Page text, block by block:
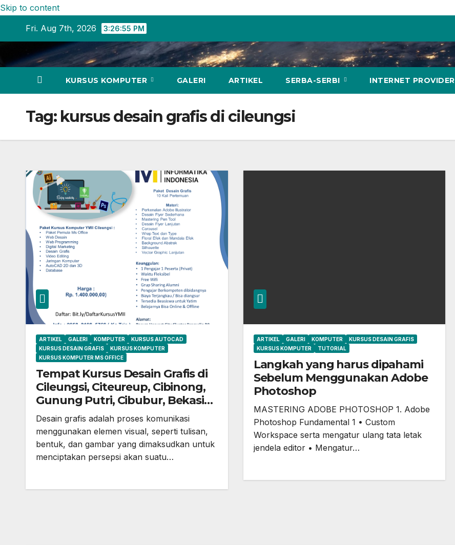
Skip to content
Fri. Aug 7th, 2026
3:26:55 PM
KURSUS KOMPUTER GALERI ARTIKEL SERBA-SERBI INTERNET PROVIDER
Tag: kursus desain grafis di cileungsi
ARTIKEL GALERI KOMPUTER
KURSUS AUTOCAD
KURSUS DESAIN GRAFIS
KURSUS KOMPUTER
KURSUS KOMPUTER MS OFFICE
Tempat Kursus Desain Grafis di
Cileungsi, Citeureup, Cibinong,
Gunung Putri, Cibubur, Bekasi
dan Jonggol
Desain grafis adalah proses komunikasi
menggunakan elemen visual, seperti tulisan,
bentuk, dan gambar yang dimaksudkan untuk
menciptakan persepsi akan suatu…
ARTIKEL GALERI KOMPUTER
KURSUS DESAIN GRAFIS
KURSUS KOMPUTER
TUTORIAL
Langkah yang harus dipahami
Sebelum Menggunakan Adobe
Photoshop
MASTERING ADOBE PHOTOSHOP 1. Adobe
Photoshop Fundamental 1 • Custom
Workspace serta mengatur ulang tata letak
jendela editor • Mengatur…